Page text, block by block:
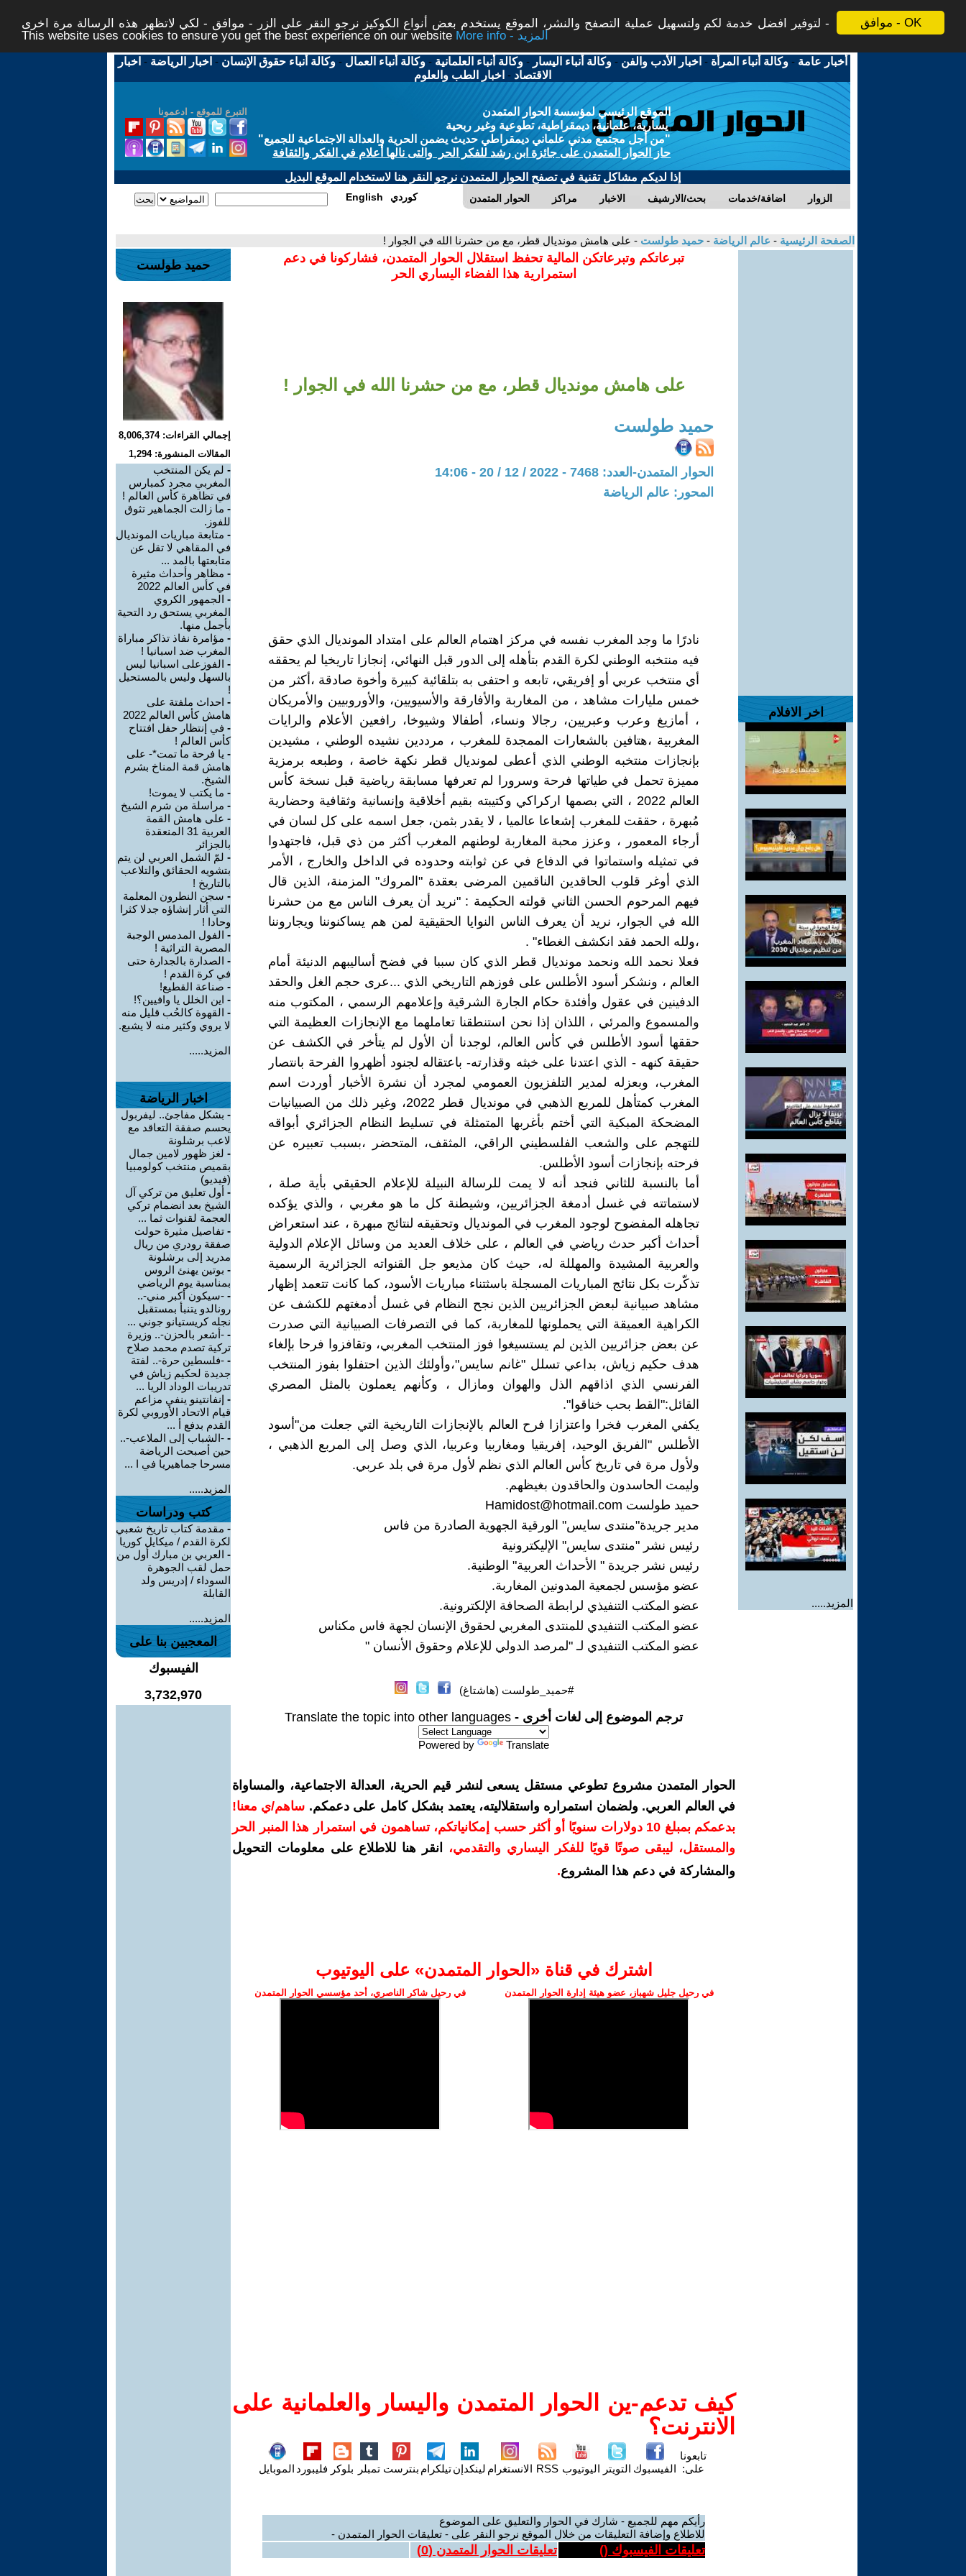
موافق - OK
لتوفير افضل خدمة لكم ولتسهيل عملية التصفح والنشر، الموقع يستخدم بعض أنواع الكوكيز نرجو النقر على الزر - موافق - لكي لاتظهر هذه الرسالة مرة اخرى -
This website uses cookies to ensure you get the best experience on our website
More info - المزيد
أخبار عامة -وكالة أنباء المرأة - اخبار الأدب والفن -وكالة أنباء اليسار -وكالة أنباء العلمانية -وكالة أنباء العمال -وكالة أنباء حقوق الإنسان - اخبار الرياضة - اخبار
الاقتصاد - اخبار الطب والعلوم
التبرع للموقع - ادعمونا
الموقع الرئيسي لمؤسسة الحوار المتمدن
يسارية، علمانية، ديمقراطية، تطوعية وغير ربحية
"من أجل مجتمع مدني علماني ديمقراطي حديث يضمن الحرية والعدالة الاجتماعية للجميع"
حاز الحوار المتمدن على جائزة ابن رشد للفكر الحر والتى نالها أعلام في الفكر والثقافة
إذا لديكم مشاكل تقنية في تصفح الحوار المتمدن نرجو النقر هنا لاستخدام الموقع البديل
الحوار المتمدن مراكز الاخبار بحث/الارشيف اضافة/خدمات الزوار English كوردي
الصفحة الرئيسية - عالم الرياضة - حميد طولست - على هامش مونديال قطر، مع من حشرنا الله في الجوار !
اخر الافلام
المزيد.....
تبرعاتكم وتبرعاتكن المالية تحفظ استقلال الحوار المتمدن، فشاركونا في دعم
استمرارية هذا الفضاء اليساري الحر
على هامش مونديال قطر، مع من حشرنا الله في الجوار !
حميد طولست
الحوار المتمدن-العدد: 7468 - 2022 / 12 / 20 - 14:06
المحور: عالم الرياضة
نادرًا ما وجد المغرب نفسه في مركز اهتمام العالم على امتداد المونديال الذي حقق
فيه منتخبه الوطني لكرة القدم بتأهله إلى الدور قبل النهائي، إنجازا تاريخيا لم يحققه
أي منتخب عربي أو إفريقي، تابعه و احتفى به بتلقائية كبيرة وأخوة صادقة ،أكثر من
خمس مليارات مشاهد ، من المغاربة والأفارقة والأسيويين، والأوروبيين والأمريكان
، أمازيغ وعرب وعبريين، رجالا ونساء، أطفالا وشيوخا، رافعين الأعلام والرايات
المغربية ،هتافين بالشعارات الممجدة للمغرب ، مرددين نشيده الوطني ، مشيدين
بإنجازات منتخبه الوطني الذي أعطى لمونديال قطر نكهة خاصة ، وطبعه برمزية
مميزة تحمل في طياتها فرحة وسرورا لم تعرفها مسابقة رياضية قبل نسخة كأس
العالم 2022 ، التي بصمها اركراكي وكتيبته بقيم أخلاقية وإنسانية وثقافية وحضارية
مُبهرة ، حققت للمغرب إشعاعا عالميا ، لا يقدر بثمن، جعل اسمه على كل لسان في
أرجاء المعمور ، وعزز محبة المغاربة لوطنهم المغرب أكثر من ذي قبل، فاجتهدوا
في تمثيله واستماتوا في الدفاع في عن ثوابته وحدوده في الداخل والخارج ، الأمر
الذي أوغر قلوب الحاقدين الناقمين المرضى بعقدة "المروك" المزمنة، الذين قال
فيهم المرحوم الحسن الثاني قولته الحكيمة : "نريد أن يعرف الناس مع من حشرنا
الله في الجوار، نريد أن يعرف الناس النوايا الحقيقية لمن هم يساكنوننا ويجاروننا
،ولله الحمد فقد انكشف الغطاء" .
فعلا نحمد الله ونحمد مونديال قطر الذي كان سببا في فضح أساليبهم الدنيئة أمام
العالم ، ونشكر أسود الأطلس على فوزهم التاريخي الذي ...عرى حجم الغل والحقد
الدفينين في عقول وأفئدة حكام الجارة الشرقية وإعلامهم الرسمي ، المكتوب منه
والمسموع والمرئي ، اللذان إذا نحن استنطقنا تعاملهما مع الإنجازات العظيمة التي
حققها أسود الأطلس في كأس العالم، لوجدنا أن الأول لم يتأخر في الكشف عن
حقيقة كنهه - الذي اعتدنا على خبثه وقذارته- باعتقاله لجنود أظهروا الفرحة بانتصار
المغرب، وبعزله لمدير التلفزيون العمومي لمجرد أن نشرة الأخبار أوردت اسم
المغرب كمتأهل للمربع الذهبي في مونديال قطر 2022، وغير ذلك من الصبيانيات
المضحكة المبكية التي أختم بأغربها المتمثلة في تسليط النظام الجزائري أبواقه
للتهجم على والشعب الفلسطيني الراقي، المثقف، المتحضر ،بسبب تعبيره عن
فرحته بإنجازات أسود الأطلس.
أما بالنسبة للثاني فنجد أنه لا يمت للرسالة النبيلة للإعلام الحقيقي بأية صلة ،
لاستماتته في غسل أدمغة الجزائريين، وشيطنة كل ما هو مغربي ، والذي يؤكده
تجاهله المفضوح لوجود المغرب في المونديال وتحقيقه لنتائج مبهرة ، عند استعراض
أحداث أكبر حدث رياضي في العالم ، على خلاف العديد من وسائل الإعلام الدولية
والعربية المشيدة والمهللة له، حيث كان مذيعو جل القنواته الجزائرية الرسمية
تذكّرت بكل نتائج المباريات المسجلة باسثتناء مباريات الأسود، كما كانت تتعمد إظهار
مشاهد صبيانية لبعض الجزائريين الذين نجح النظام في غسل أدمغتهم للكشف عن
الكراهية العميقة التي يحملونها للمغاربة، كما في التصرفات الصبيانية التي صدرت
عن بعض جزائريين الذين لم يستسيغوا فوز المنتخب المغربي، وتقافزوا فرحا بإلغاء
هدف حكيم زياش، بداعي تسلل "غانم سايس"،وأولئك الذين احتفلوا بفوز المنتخب
الفرنسي الذي اذاقهم الذل والهوان ومازال ، وكأنهم يعملون بالمثل المصري
القائل:"القط بحب خناقوا".
يكفي المغرب فخرا واعتزازا فرح العالم بالإنجازات التاريخية التي جعلت من"أسود
الأطلس "الفريق الوحيد، إفريقيا ومغاربيا وعربيا، الذي وصل إلى المربع الذهبي ،
ولأول مرة في تاريخ كأس العالم الذي نظم لأول مرة في بلد عربي.
وليمت الحاسدون والحاقدون بغيظهم.
حميد طولست Hamidost@hotmail.com
مدير جريدة"منتدى سايس" الورقية الجهوية الصادرة من فاس
رئيس نشر "منتدى سايس" الإليكترونية
رئيس نشر جريدة " الأحداث العربية" الوطنية.
عضو مؤسس لجمعية المدونين المغاربة.
عضو المكتب التنفيذي لرابطة الصحافة الإلكترونية.
عضو المكتب التنفيدي للمنتدى المغربي لحقوق الإنسان لجهة فاس مكناس
عضو المكتب التنفيدي لـ "لمرصد الدولي للإعلام وحقوق الأنسان "
#حميد_طولست (هاشتاغ)
ترجم الموضوع إلى لغات أخرى - Translate the topic into other languages
Powered by Translate
الحوار المتمدن مشروع تطوعي مستقل يسعى لنشر قيم الحرية، العدالة الاجتماعية، والمساواة
في العالم العربي. ولضمان استمراره واستقلاليته، يعتمد بشكل كامل على دعمكم. ساهم/ي معنا!
بدعمكم بمبلغ 10 دولارات سنويًا أو أكثر حسب إمكانياتكم، تساهمون في استمرار هذا المنبر الحر
والمستقل، ليبقى صوتًا قويًا للفكر اليساري والتقدمي،
انقر هنا للاطلاع على معلومات التحويل
والمشاركة في دعم هذا المشروع.
اشترك في قناة ‫«الحوار المتمدن» على اليوتيوب
في رحيل جليل شهباز، عضو هيئة إدارة الحوار المتمدن في رحيل شاكر الناصري، أحد مؤسسي الحوار المتمدن
كيف تدعم-ين الحوار المتمدن واليسار والعلمانية على
الانترنت؟
تابعونا
على: الفيسبوك التويتر اليوتيوب RSS الانستغرام لينكدإنتيلكرام بنترست تمبلر بلوكر فليبورد الموبايل
رأيكم مهم للجميع - شارك في الحوار والتعليق على الموضوع
للاطلاع وإضافة التعليقات من خلال الموقع نرجو النقر على - تعليقات الحوار المتمدن -
تعليقات الفيسبوك () تعليقات الحوار المتمدن (0
)
حميد طولست
إجمالي القراءات: 8,006,374
المقالات المنشورة: 1,294
- لم يكن المنتخب
المغربي مجرد كمبارس
في تظاهرة كأس العالم !
- ما زالت الجماهير تثوق
للفوز.
- متابعة مباريات المونديال
في المقاهي لا تقل عن
متابعتها بالمد ...
- مظاهر وأحداث مثيرة
في كأس العالم 2022
- الجمهور الكروي
المغربي يستحق رد التحية
بأجمل منها.
- مؤامرة نفاذ تذاكر مباراة
المغرب ضد اسبانيا !
- الفوزعلى اسبانيا ليس
بالسهل وليس بالمستحيل
!
- احداث ملفتة على
هامش كأس العالم 2022
- في إنتظار حفل افتتاح
كأس العالم !
- يا فرحة ما تمت*- على
هامش قمة المناخ بشرم
الشيخ.
- ما يكتب لا يموت!
- مراسلة من شرم الشيخ
- على هامش القمة
العربية 31 المنعقدة
بالجزائر
- لمّ الشمل العربي لن يتم
بتشويه الحقائق والتلاعب
بالتاريخ !
- سجن النطرون المعلمة
التي أثار إنشاؤه جدلا كثرا
وحادا !
- الفول المدمس الوجبة
المصرية التراثية !
- الصدارة بالجدارة حتى
في كرة القدم !
- صناعة القطيع!
- اين الخلل يا وافيين؟!
- القهوة كالحُب قليل منه
لا يروي وكثير منه لا يشبع.
المزيد.....
اخبار الرياضة
- بشكل مفاجئ.. ليفربول
يحسم صفقة التعاقد مع
لاعب برشلونة
- لغز ظهور لامين جمال
بقميص منتخب كولومبيا
(فيديو)
- أول تعليق من تركي آل
الشيخ بعد انضمام تركي
العجمة لقنوات ثما ...
- تفاصيل مثيرة حولت
صفقة رودري من ريال
مدريد إلى برشلونة
- بوتين يهنئ الروس
بمناسبة يوم الرياضي
- -سيكون أكبر مني-..
رونالدو يتنبأ بمستقبل
نجله كريستيانو جوني ...
- -أشعر بالحزن-.. وزيرة
تركية تصدم محمد صلاح
- -فلسطين حرة-.. لفتة
جديدة لحكيم زياش في
تدريبات الوداد الريا ...
- إنفانتينو ينفي مزاعم
قيام الاتحاد الأوروبي لكرة
القدم بدفع أ ...
- -الشباب إلى الملاعب-..
حين أصبحت الرياضة
مسرحا جماهيريا في ا ...
المزيد.....
كتب ودراسات
- مقدمة كتاب تاريخ شعبي
لكرة القدم / ميكايل كوريا
- العربي بن مبارك أول من
حمل لقب الجوهرة
السوداء / إدريس ولد
القابلة
المزيد.....
المعجبين بنا على
الفيسبوك
3,732,970